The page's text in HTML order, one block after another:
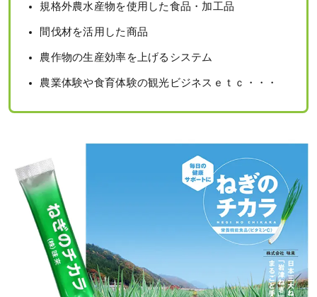
規格外農水産物を使用した食品・加工品
間伐材を活用した商品
農作物の生産効率を上げるシステム
農業体験や食育体験の観光ビジネスｅｔｃ・・・